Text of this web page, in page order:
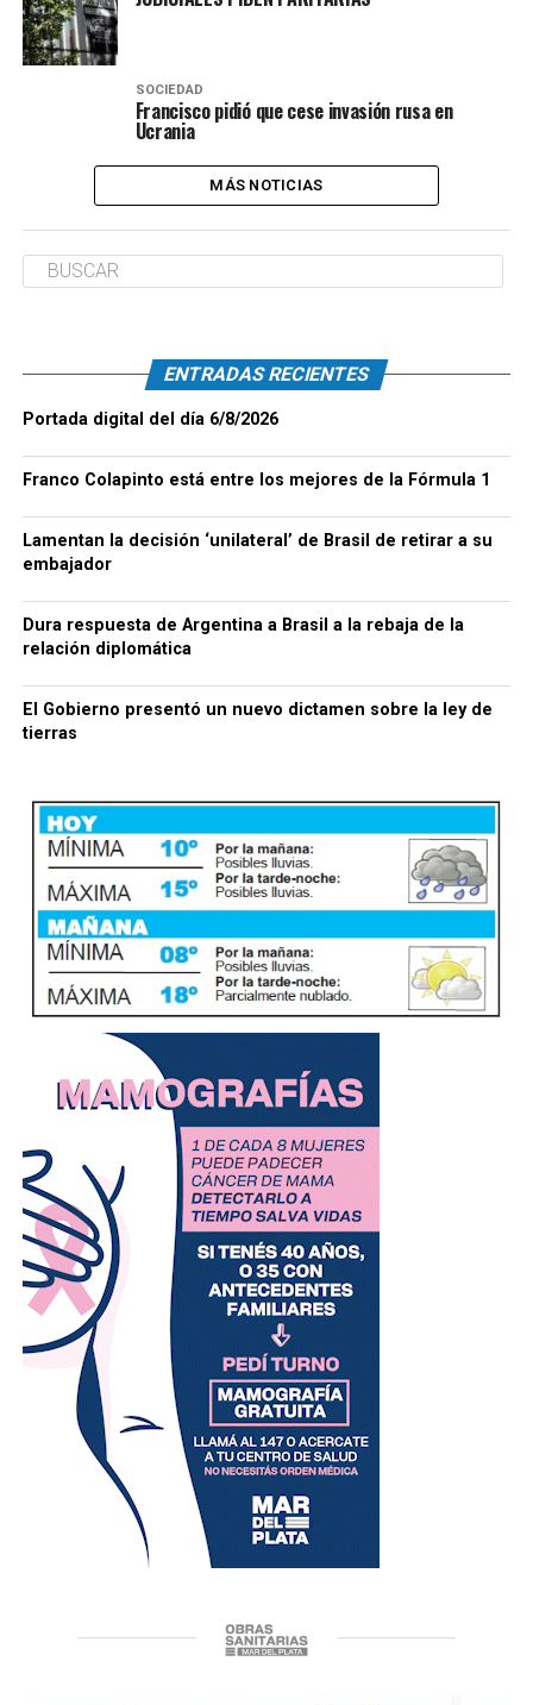
SOCIEDAD
Francisco pidió que cese invasión rusa en
Ucrania
MÁS NOTICIAS
ENTRADAS RECIENTES
Portada digital del día 6/8/2026
Franco Colapinto está entre los mejores de la Fórmula 1
Lamentan la decisión ‘unilateral’ de Brasil de retirar a su
embajador
Dura respuesta de Argentina a Brasil a la rebaja de la
relación diplomática
El Gobierno presentó un nuevo dictamen sobre la ley de
tierras